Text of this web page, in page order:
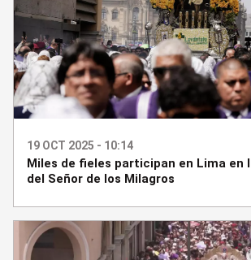
19 OCT 2025 - 10:14
Miles de fieles participan en Lima en
del Señor de los Milagros